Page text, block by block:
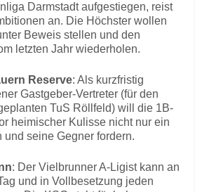
Darmstadt aufgestiegen, reist
an. Die Höchster wollen
Beweis stellen und den
letzten Jahr wiederholen.
Reserve: Als kurzfristig
Gastgeber-Vertreter (für den
TuS Röllfeld) will die 1B-
heimischer Kulisse nicht nur ein
und seine Gegner fordern.
: Der Vielbrunner A-Ligist kann an
und in Vollbesetzung jeden